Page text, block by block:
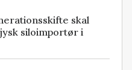
skal
siloimportør i